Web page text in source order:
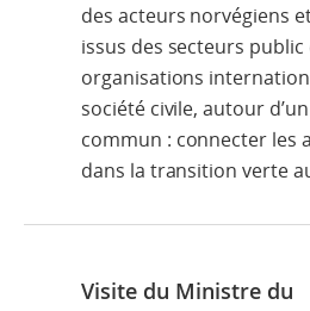
des acteurs norvégiens
issus des secteurs public
organisations
société civile, autour
commun : connecter les
dans la transition verte
Visite du Ministre du